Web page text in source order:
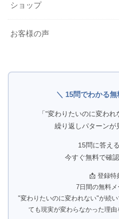
ショップ
お客様の声
＼ 15問でわかる
「"変わりたいのに変わ
繰り返しパターンが
15問に答え
今すぐ無料で確認
📩 登録特
7日間の無料
"変わりたいのに変われない"が続
ても現実が変わらなかった理由